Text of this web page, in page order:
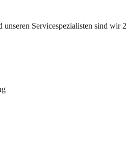
Servicespezialisten sind